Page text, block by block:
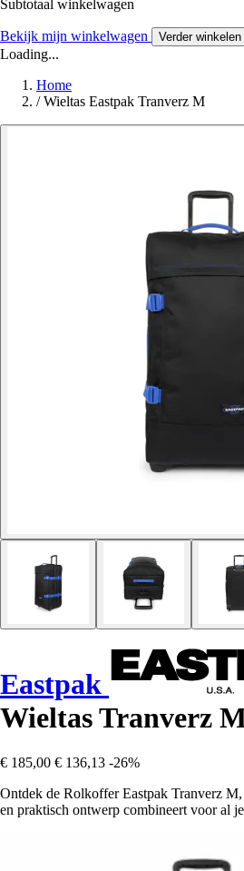
Subtotaal winkelwagen
Bekijk mijn winkelwagen Verder winkelen
Loading...
Home
/ Wieltas Eastpak Tranverz M
Eastpak
Wieltas Tranverz
€ 185,00 € 136,13 -26%
Ontdek de Rolkoffer Eastpak Tranverz
en praktisch ontwerp combineert voor al